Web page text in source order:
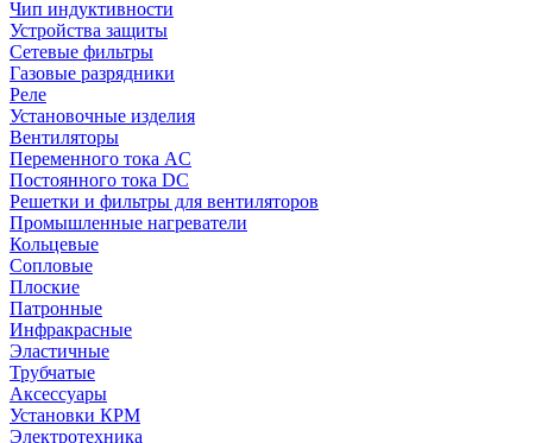
Чип индуктивности
Устройства защиты
Сетевые фильтры
Газовые разрядники
Реле
Установочные изделия
Вентиляторы
Переменного тока AC
Постоянного тока DC
Решетки и фильтры для вентиляторов
Промышленные нагреватели
Кольцевые
Сопловые
Плоские
Патронные
Инфракрасные
Эластичные
Трубчатые
Аксессуары
Установки КРМ
Электротехника